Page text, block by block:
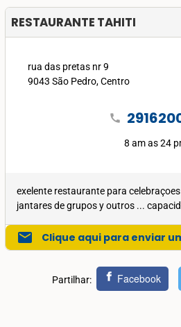
RESTAURANTE TAHITI
rua das pretas nr 9
9043 São Pedro, Centro
call
8 am as 24
exelente restaurante para
jantares de grupos y outros ...
mail Clique aqui para enviar
Partilhar: Facebook